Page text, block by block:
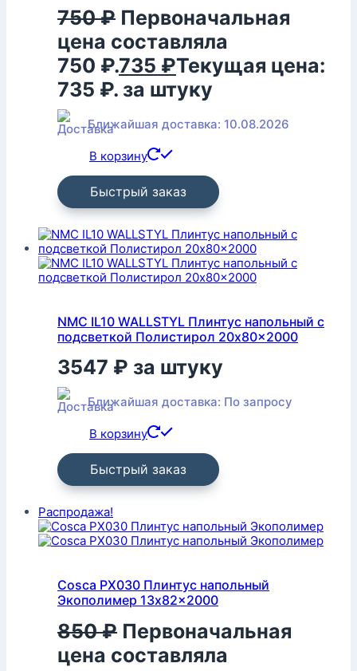
750₽ Первоначальная
цена составляла
750 ₽.735 ₽Текущая цена:
735 ₽. за штуку
Ближайшая доставка: 10.08.2026
В корзину
Быстрый заказ
NMC IL10 WALLSTYL Плинтус напольный с
подсветкой Полистирол 20x80x2000
3547 ₽ за штуку
Ближайшая доставка: По запросу
В корзину
Быстрый заказ
Распродажа!
Cosca PX030 Плинтус напольный
Экополимер 13x82x2000
850₽ Первоначальная
цена составляла